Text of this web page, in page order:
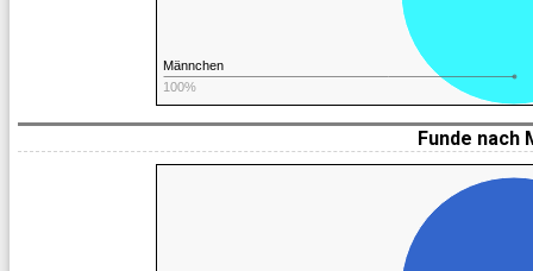
Männchen
100%
Funde nach